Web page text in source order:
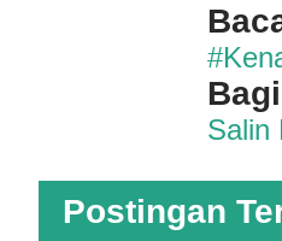
Salin
Postingan